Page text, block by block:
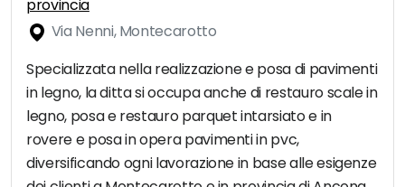
provincia
Via Nenni, Montecarotto
Specializzata nella realizzazione e posa di pavimenti
in legno, la ditta si occupa anche di restauro scale in
legno, posa e restauro parquet intarsiato e in
rovere e posa in opera pavimenti in pvc,
diversificando ogni lavorazione in base alle esigenze